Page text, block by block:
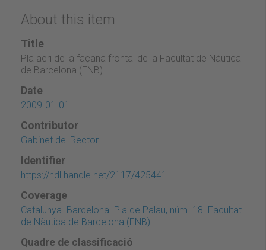
About this item
Title
Pla aeri de la façana frontal de la Facultat de Nàutica
de Barcelona (FNB)
Date
2009-01-01
Contributor
Gabinet del Rector
Identifier
https://hdl.handle.net/2117/425441
Coverage
Catalunya. Barcelona. Pla de Palau, núm. 18. Facultat
de Nàutica de Barcelona (FNB)
Quadre de classificació